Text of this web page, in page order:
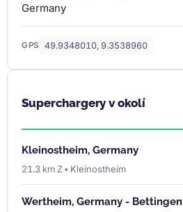
Germany
GPS 49.9348010, 9.3538960
Superchargery v okolí
Kleinostheim, Germany
21.3 km Z • Kleinostheim
Wertheim, Germany - Bettingen